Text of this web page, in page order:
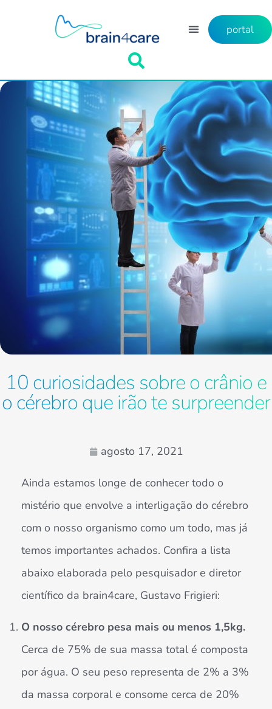
portal
10 curiosidades sobre o crânio e
o cérebro que irão te surpreender
agosto 17, 2021
Ainda estamos longe de conhecer todo o
mistério que envolve a interligação do cérebro
com o nosso organismo como um todo, mas já
temos importantes achados. Confira a lista
abaixo elaborada pelo pesquisador e diretor
científico da brain4care, Gustavo Frigieri:
O nosso cérebro pesa mais ou menos 1,5kg.
Cerca de 75% de sua massa total é composta
por água. O seu peso representa de 2% a 3%
da massa corporal e consome cerca de 20%